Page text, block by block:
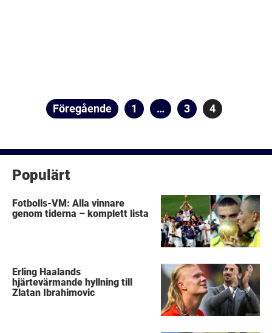
Sidnumrering
Föregående Sida
1 … Sida
3 Sida
4
Populärt
Fotbolls-VM: Alla vinnare
genom tiderna – komplett lista
Erling Haalands
hjärtevärmande hyllning till
Zlatan Ibrahimovic